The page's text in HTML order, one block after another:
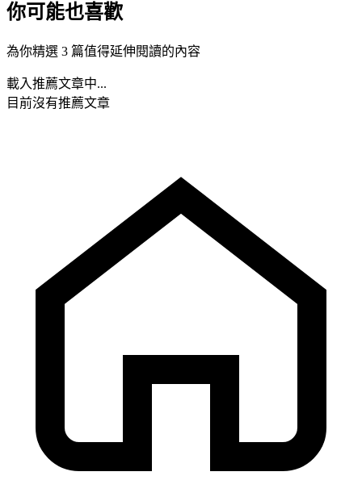
你可能也喜歡
為你精選 3 篇值得延伸閱讀的內容
載入推薦文章中...
目前沒有推薦文章